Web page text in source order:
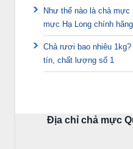
Như thế nào là chả
mực Hạ Long chính
Chả rươi bao nhiêu
tín, chất lượng số 1
Địa chỉ chả mực